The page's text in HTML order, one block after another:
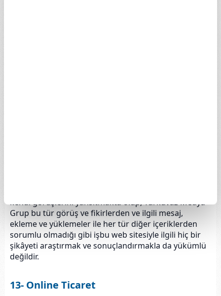
kendi görüşlerini yansıtmakta olup, Turkuvaz Medya
Grup bu tür görüş ve fikirlerden ve ilgili mesaj,
ekleme ve yüklemeler ile her tür diğer içeriklerden
sorumlu olmadığı gibi işbu web sitesiyle ilgili hiç bir
şikâyeti araştırmak ve sonuçlandırmakla da yükümlü
değildir.
13- Online Ticaret